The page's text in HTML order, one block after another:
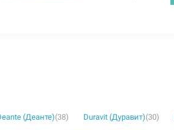
(Деанте)(38) Duravit (Дуравит)(30)